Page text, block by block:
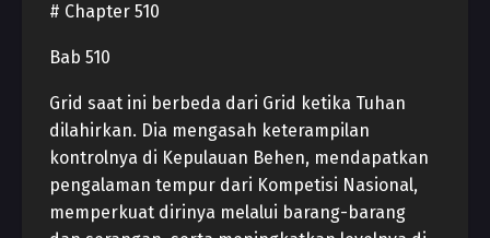
# Chapter 510
Bab 510
Grid saat ini berbeda dari Grid ketika Tuhan
dilahirkan. Dia mengasah keterampilan
kontrolnya di Kepulauan Behen, mendapatkan
pengalaman tempur dari Kompetisi Nasional,
memperkuat dirinya melalui barang-barang